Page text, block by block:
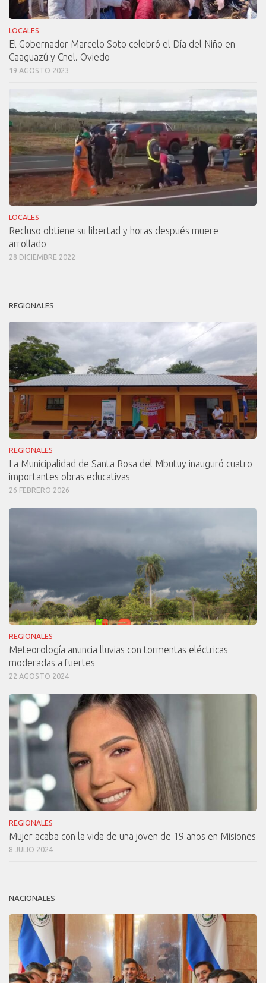
LOCALES
El Gobernador Marcelo Soto celebró el Día del Niño en
Caaguazú y Cnel. Oviedo
19 AGOSTO 2023
LOCALES
Recluso obtiene su libertad y horas después muere
arrollado
28 DICIEMBRE 2022
REGIONALES
REGIONALES
La Municipalidad de Santa Rosa del Mbutuy inauguró cuatro
importantes obras educativas
26 FEBRERO 2026
REGIONALES
Meteorología anuncia lluvias con tormentas eléctricas
moderadas a fuertes
22 AGOSTO 2024
REGIONALES
Mujer acaba con la vida de una joven de 19 años en Misiones
8 JULIO 2024
NACIONALES